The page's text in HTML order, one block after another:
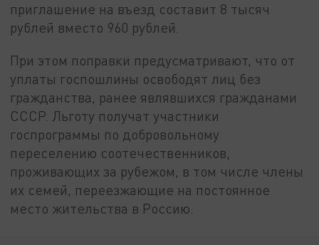
приглашение на въезд составит 8 тысяч
рублей вместо 960 рублей.
При этом поправки предусматривают, что от
уплаты госпошлины освободят лиц без
гражданства, ранее являвшихся гражданами
СССР. Льготу получат участники
госпрограммы по добровольному
переселению соотечественников,
проживающих за рубежом, в том числе члены
их семей, переезжающие на постоянное
место жительства в Россию.